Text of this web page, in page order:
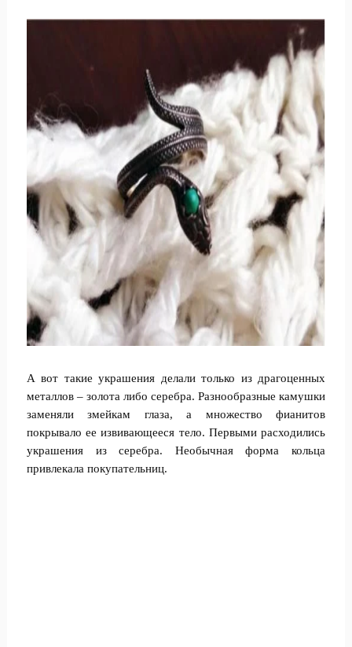
А вот такие украшения делали только из драгоценных
металлов – золота либо серебра. Разнообразные камушки
заменяли змейкам глаза, а множество фианитов
покрывало ее извивающееся тело. Первыми расходились
украшения из серебра. Необычная форма кольца
привлекала покупательниц.